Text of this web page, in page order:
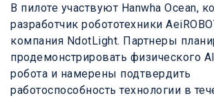
В пилоте участвуют Hanwha Ocean,
разработчик робототехники
компания NdotLight. Партнеры
продемонстрировать физического
робота и намерены подтвердить
работоспособность технологии в